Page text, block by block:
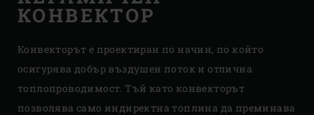
КОНВЕКТОР
Конвекторът е проектиран по начин, по който
осигурява добър въздушен поток и отлична
топлопроводимост. Тъй като конвекторът
позволява само индиректна топлина да преминава